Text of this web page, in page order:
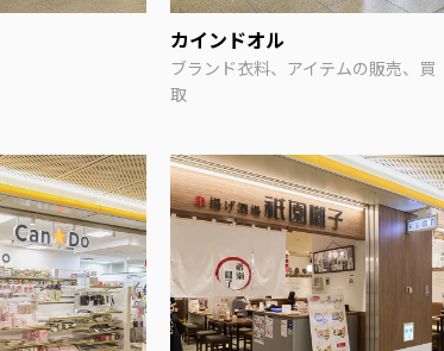
カインドオル
ブランド衣料、アイテムの販売、買
取